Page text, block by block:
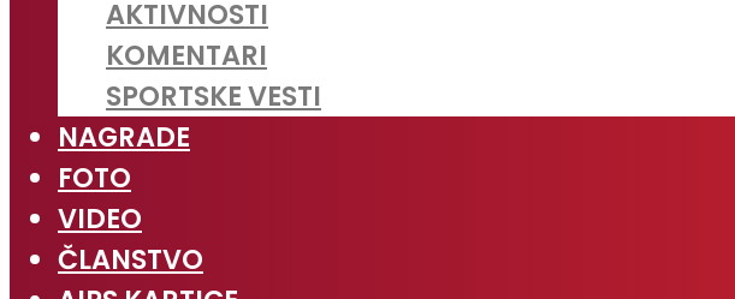
AKTIVNOSTI
KOMENTARI
SPORTSKE VESTI
NAGRADE
FOTO
VIDEO
ČLANSTVO